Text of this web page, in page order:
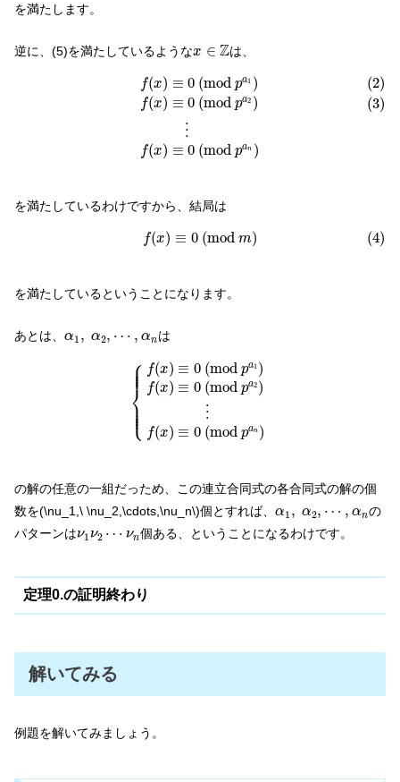
を満たします。
逆に、(5)を満たしているようなx ∈ Z
x ∈Z は、
f(x) ≡ 0 (mod pa1 )
f(x) ≡ 0 (mod pa2 )
⋮
f(x) ≡ 0 (mod pan )
(2)
(3)
)(3)f ≡ 0 o d pa d pa
を満たしているわけですから、結局は
f(x) ≡ 0 (mod m) (4)
(4) (x 0 ( d m)
を満たしているということになります。
あとは、 α1 , α2, ⋯ , αn
α1 α2 ⋯ , n は
⎧
⎪
⎪
⎪
⎪
⎨
⎪
⎪ ⎪ ⎪⎩
f(x) ≡ 0 (mod pa1 )
f(x) ≡ 0 (mod pa2 )
⋮
f(x) ≡ 0 (mod pan )
x)≡ 0 mo d 1 f(x
の解の任意の一組だっため、この連立合同式の各合同式の解の個
数を(\nu_1,\ \nu_2,\cdots,\nu_n\)個とすれば、 α1 , α2, ⋯ , αn
α1 α2 ⋯ , n
の
パターンはν1ν2 ⋯ νn
ν1ν2 ⋯ νn 個ある、ということになるわけです。
定理0.の証明終わり
解いてみる
例題を解いてみましょう。